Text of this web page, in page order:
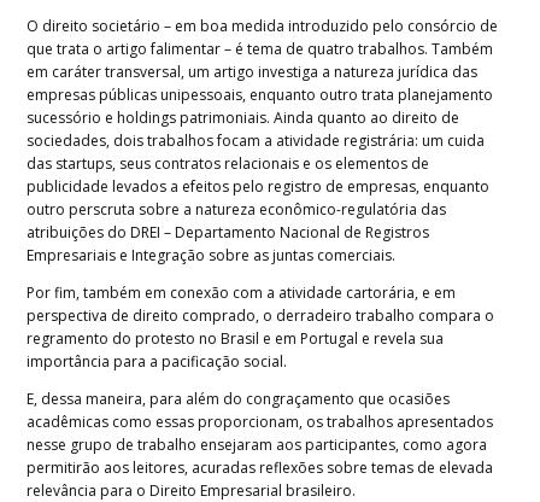
O direito societário – em boa medida introduzido pelo consórcio de
que trata o artigo falimentar – é tema de quatro trabalhos. Também
em caráter transversal, um artigo investiga a natureza jurídica das
empresas públicas unipessoais, enquanto outro trata planejamento
sucessório e holdings patrimoniais. Ainda quanto ao direito de
sociedades, dois trabalhos focam a atividade registrária: um cuida
das startups, seus contratos relacionais e os elementos de
publicidade levados a efeitos pelo registro de empresas, enquanto
outro perscruta sobre a natureza econômico-regulatória das
atribuições do DREI – Departamento Nacional de Registros
Empresariais e Integração sobre as juntas comerciais.
Por fim, também em conexão com a atividade cartorária, e em
perspectiva de direito comprado, o derradeiro trabalho compara o
regramento do protesto no Brasil e em Portugal e revela sua
importância para a pacificação social.
E, dessa maneira, para além do congraçamento que ocasiões
acadêmicas como essas proporcionam, os trabalhos apresentados
nesse grupo de trabalho ensejaram aos participantes, como agora
permitirão aos leitores, acuradas reflexões sobre temas de elevada
relevância para o Direito Empresarial brasileiro.